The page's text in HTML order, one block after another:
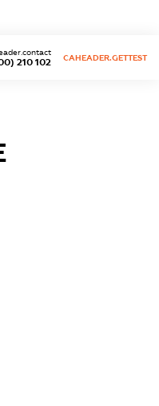
210 102 CAHEADER.GETTEST